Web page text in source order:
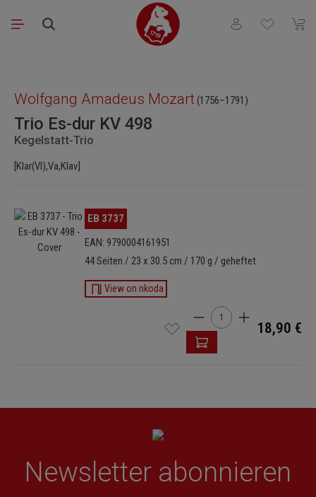
Zum Hauptinhalt springen
Du hast 0
Wolfgang Amadeus Mozart (1756–1791)
Trio Es-dur KV 498
Kegelstatt-Trio
[Klar(Vl),Va,Klav]
Bildergalerie überspringen
EB 3737
EAN: 9790004161951
44 Seiten / 23 x 30.5 cm / 170 g / geheftet
View on nkoda
Produkt Anzahl: Gib
18,90 €
Newsletter abonnieren